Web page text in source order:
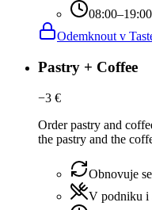
08:00–19:00
Odemknout v
Pastry + Coffee
−3 €
Order pastry and
the pastry and the
Obnovuje
V podniku i